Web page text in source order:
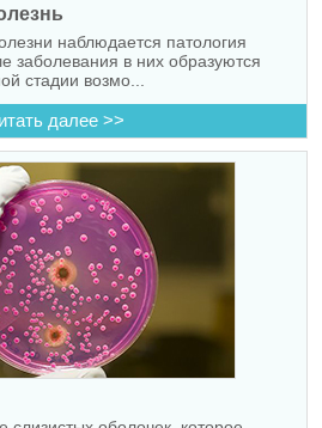
наблюдается патология
заболевания в них образуются
стадии возмо...
далее >>